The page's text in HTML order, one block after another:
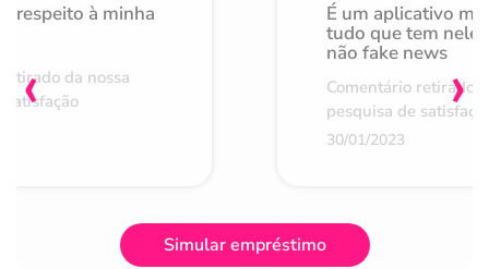
respeito à minha
da nossa
É um aplicativo
tudo que tem nele
não fake news
Comentário retirado
pesquisa de
30/01/2023
‹ ›
Simular empréstimo